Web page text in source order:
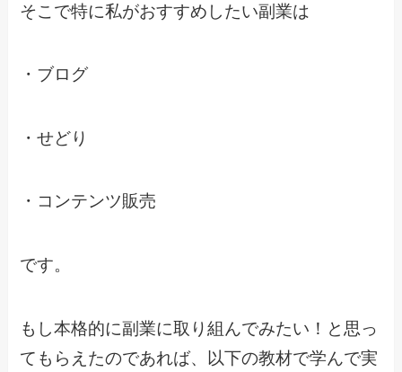
そこで特に私がおすすめしたい副業は
・ブログ
・せどり
・コンテンツ販売
です。
もし本格的に副業に取り組んでみたい！と思っ
てもらえたのであれば、以下の教材で学んで実